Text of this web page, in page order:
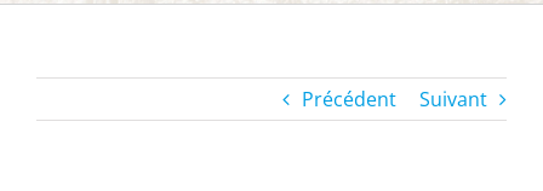
Précédent Suivant